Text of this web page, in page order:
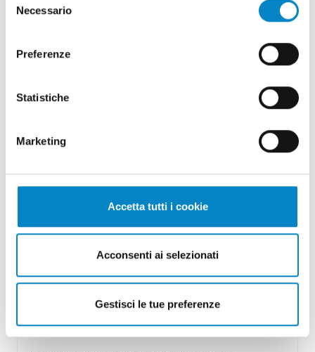
delNecessario
Preferenze
Statistiche
Marketing
Accetta tutti i cookie
Acconsenti ai selezionati
Gestisci le tue preferenze
Battista ha conseguito la qualifica di
Il Regolamento (UE) 2024/1781 e il
settore moda: divieto di distr...
29 Luglio 2026 | Approfondimenti, News